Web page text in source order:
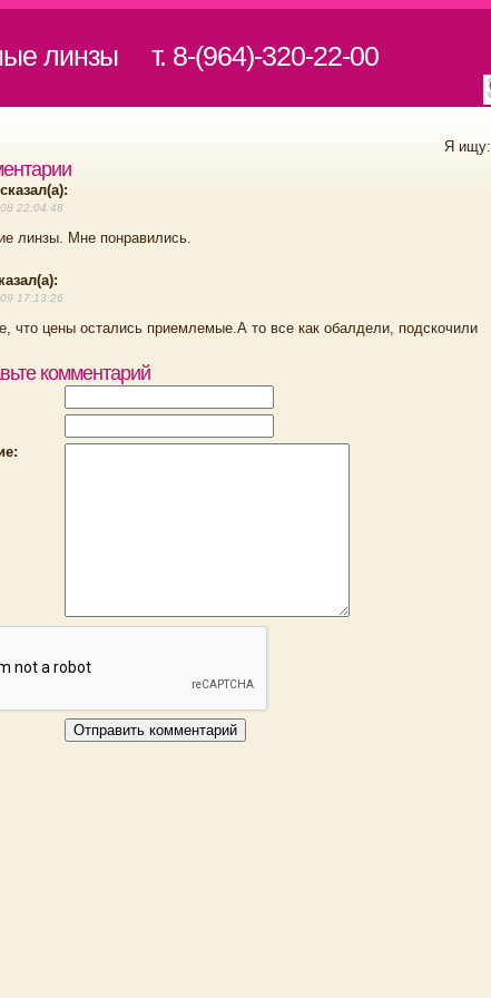
линзы т. 8-(964)-320-22-00
Я ищу:
22:04:48
линзы. Мне понравились.
17:13:26
что цены остались приемлемые.А то все как обалдели, подскочили
комментарий